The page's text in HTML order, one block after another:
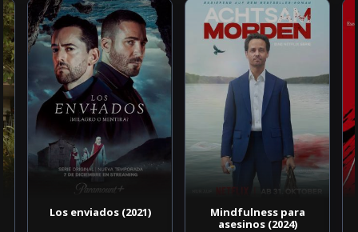
Los enviados (2021)
Mindfulness para
asesinos (2024)